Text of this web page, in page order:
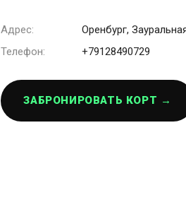
Адрес:
Оренбург,
Телефон:
+79128490729
ЗАБРОНИРОВАТЬ КОРТ →